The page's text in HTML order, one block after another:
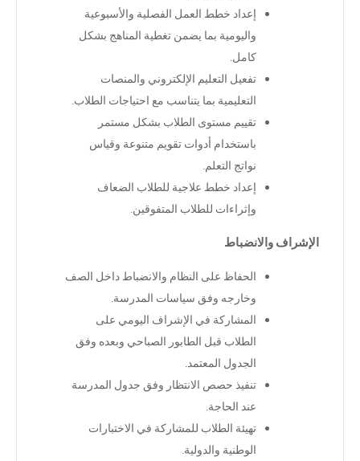
إعداد خطط العمل الفصلية والأسبوعية
واليومية بما يضمن تغطية المناهج بشكل
كامل
تفعيل التعليم الإلكتروني والمنصات
التعليمية بما يتناسب مع احتياجات الطلاب
تقييم مستوى الطلاب بشكل مستمر
باستخدام أدوات تقويم متنوعة وقياس
نواتج التعلم
إعداد خطط علاجية للطلاب الضعاف
وإثراءات للطلاب المتفوقين
الإشراف والانضباط
الحفاظ على النظام والانضباط داخل الصف
وخارجه وفق سياسات المدرسة
المشاركة في الإشراف اليومي على
الطلاب قبل الطابور الصباحي وبعده وفق
الجدول المعتمد
تنفيذ حصص الانتظار وفق جدول المدرسة
عند الحاجة
تهيئة الطلاب للمشاركة في الاختبارات
الوطنية والدولية